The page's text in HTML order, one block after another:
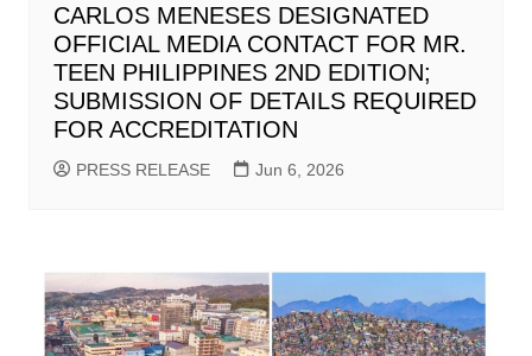
CARLOS MENESES DESIGNATED
OFFICIAL MEDIA CONTACT FOR MR.
TEEN PHILIPPINES 2ND EDITION;
SUBMISSION OF DETAILS REQUIRED
FOR ACCREDITATION
PRESS RELEASE Jun 6, 2026